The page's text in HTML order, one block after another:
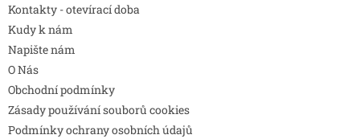
Kontakty - otevírací doba
Kudy k nám
Napište nám
O Nás
Obchodní podmínky
Zásady používání souborů cookies
Podmínky ochrany osobních údajů